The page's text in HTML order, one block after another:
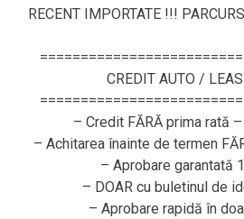
RECENT IMPORTATE !!!
CREDIT AUTO /
– Credit FĂRĂ prima rată
– Achitarea înainte de termen
– Aprobare garantată
– DOAR cu buletinul de
– Aprobare rapidă în